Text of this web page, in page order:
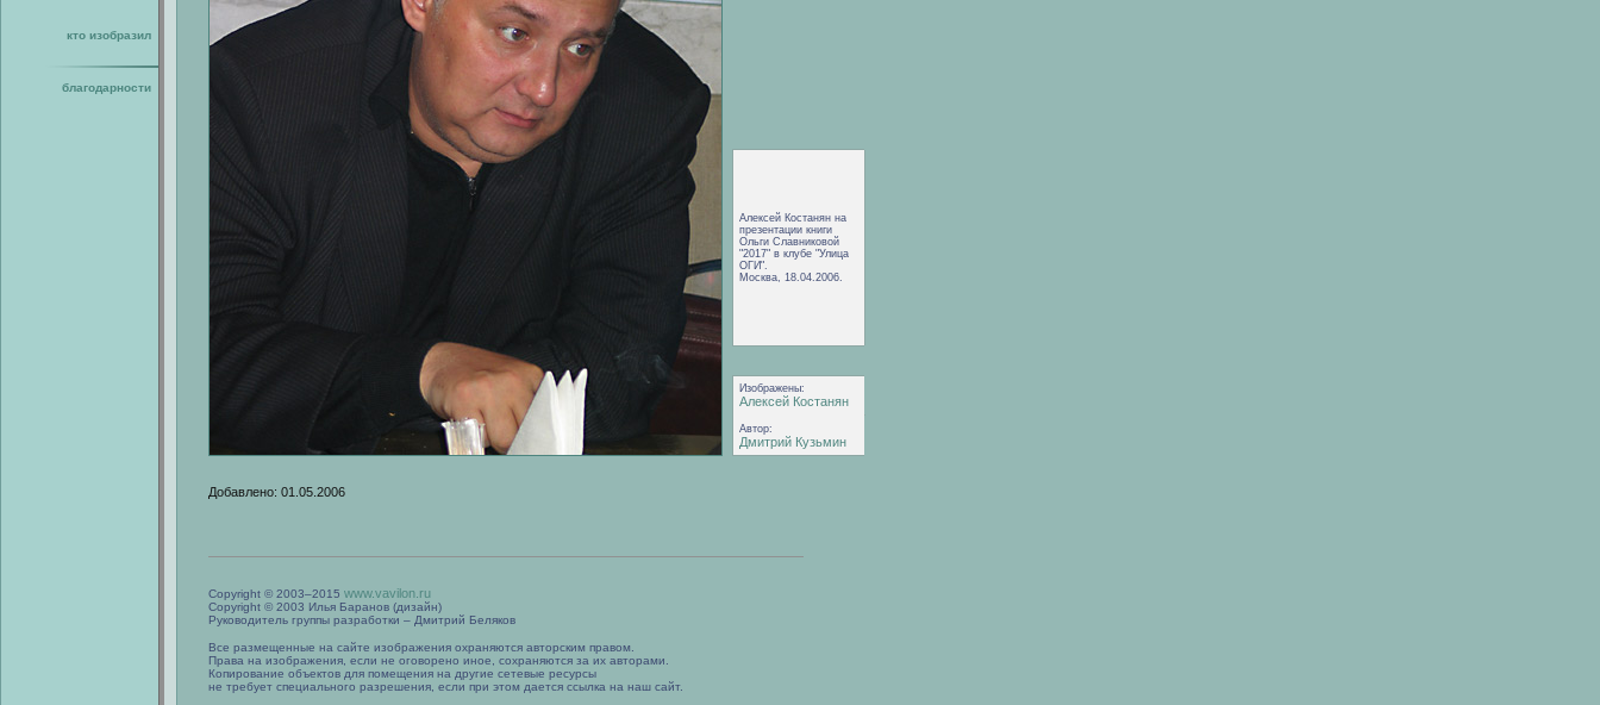
кто изобразил
благодарности
Алексей Костанян на
презентации книги
Ольги Славниковой
"2017" в клубе "Улица
ОГИ".
Москва, 18.04.2006.
Изображены:
Алексей Костанян
Автор:
Дмитрий Кузьмин
Добавлено: 01.05.2006
Copyright © 2003–2015 www.vavilon.ru
Copyright © 2003 Илья Баранов (дизайн)
Руководитель группы разработки – Дмитрий Беляков
Все размещенные на сайте изображения охраняются авторским правом.
Права на изображения, если не оговорено иное, сохраняются за их авторами.
Копирование объектов для помещения на другие сетевые ресурсы
не требует специального разрешения, если при этом дается ссылка на наш сайт.